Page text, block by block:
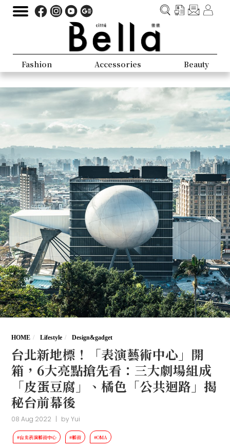
Fashion Accessories Beauty
HOME Lifestyle Design&gadget
台北新地標！「表演藝術中心」開
箱，6大亮點搶先看：三大劇場組成
「皮蛋豆腐」、橘色「公共迴路」揭
秘台前幕後
08 Aug 2022 | byYui
#台北表演藝術中心 #藝術 #OMA